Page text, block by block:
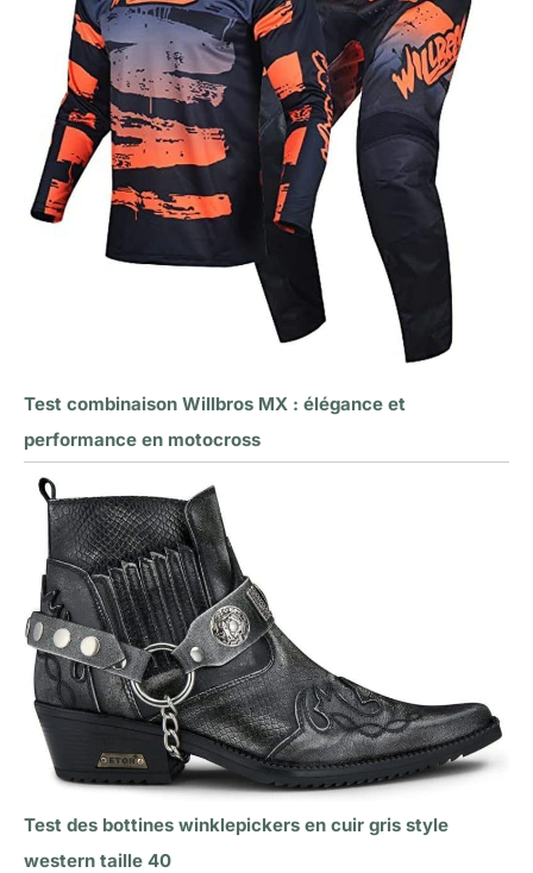
Test combinaison Willbros MX : élégance et
performance en motocross
Test des bottines winklepickers en cuir gris style
western taille 40